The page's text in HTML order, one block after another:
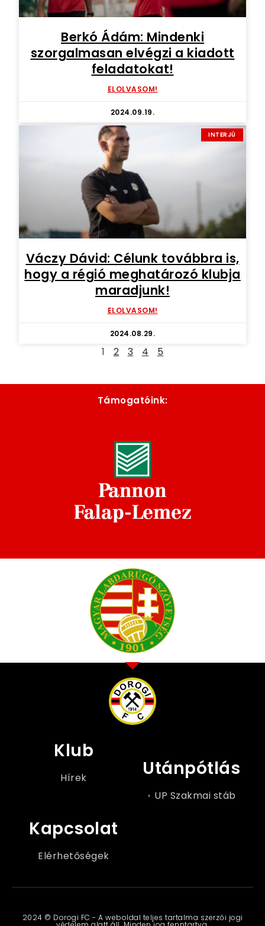
Berkó Ádám: Mindenki
szorgalmasan elvégzi a kiadott
feladatokat!
ELOLVASOM!
2024.09.19.
INTERJÚ
Váczy Dávid: Célunk továbbra is,
hogy a régió meghatározó klubja
maradjunk!
ELOLVASOM!
2024.08.29.
1 2 3 4 5
Támogatóink:
Klub
Hírek Utánpótlás
UP Szakmai stáb
Kapcsolat
Elérhetőségek
2024 © Dorogi FC - A weboldal teljes tartalma szerzői jogi